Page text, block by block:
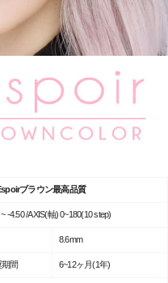
ブラウン最高品質
-4.50 /AXIS(軸) 0~180(10 step)
8.6mm
間 6~12ヶ月(1年)